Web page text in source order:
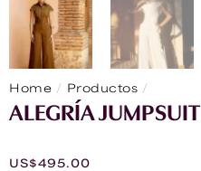
Home / Productos /
ALEGRÍA JUMPSUIT
US$495.00